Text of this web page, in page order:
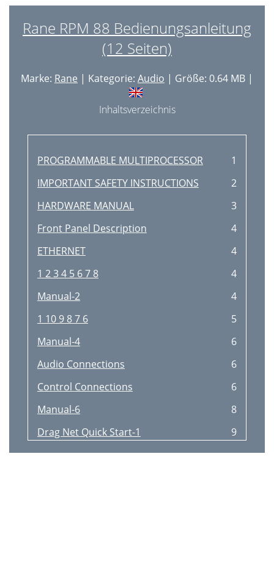
Rane RPM 88 Bedienungsanleitung
(12 Seiten)
Marke: Rane | Kategorie: Audio | Größe: 0.64 MB |
Inhaltsverzeichnis
PROGRAMMABLE MULTIPROCESSOR
1
IMPORTANT SAFETY INSTRUCTIONS
2
HARDWARE MANUAL
3
Front Panel Description
4
ETHERNET
4
1 2 3 4 5 6 7 8
4
Manual-2
4
1 10 9 8 7 6
5
Manual-4
6
Audio Connections
6
Control Connections
6
Manual-6
8
Drag Net Quick Start-1
9
Drag Net Quick Start
9